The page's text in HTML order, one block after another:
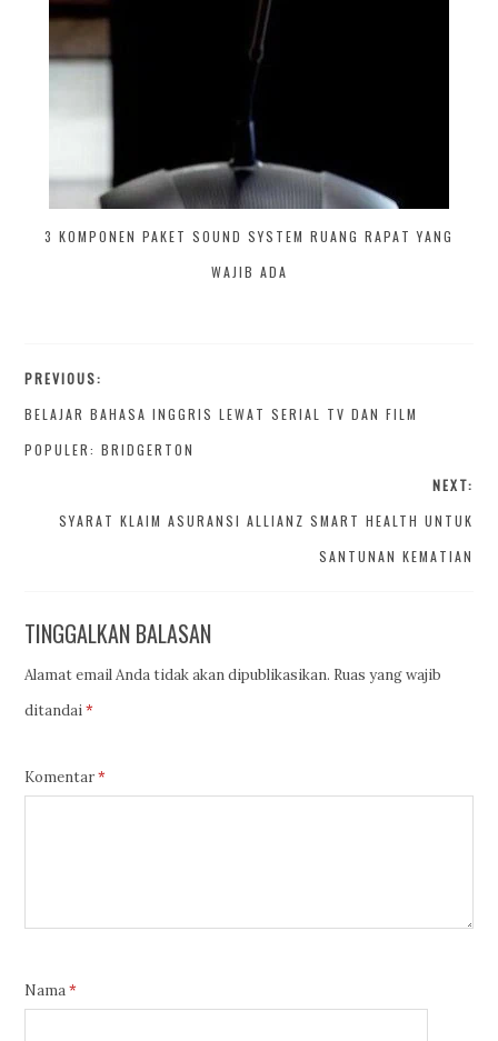
3 KOMPONEN PAKET SOUND SYSTEM RUANG RAPAT YANG
WAJIB ADA
PREVIOUS:
BELAJAR BAHASA INGGRIS LEWAT SERIAL TV DAN FILM
POPULER: BRIDGERTON
NEXT:
SYARAT KLAIM ASURANSI ALLIANZ SMART HEALTH UNTUK
SANTUNAN KEMATIAN
TINGGALKAN BALASAN
Alamat email Anda tidak akan dipublikasikan. Ruas yang wajib
ditandai*
Komentar*
Nama*